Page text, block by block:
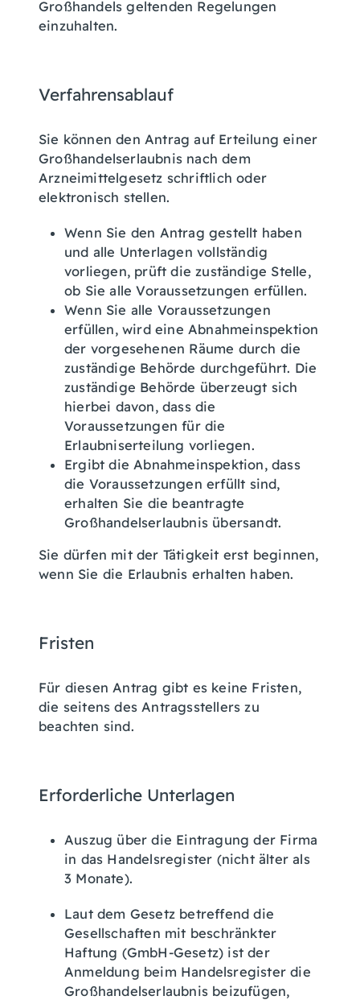
Großhandels geltenden Regelungen
einzuhalten.
Verfahrensablauf
Sie können den Antrag auf Erteilung einer
Großhandelserlaubnis nach dem
Arzneimittelgesetz schriftlich oder
elektronisch stellen.
Wenn Sie den Antrag gestellt haben
und alle Unterlagen vollständig
vorliegen, prüft die zuständige Stelle,
ob Sie alle Voraussetzungen erfüllen.
Wenn Sie alle Voraussetzungen
erfüllen, wird eine Abnahmeinspektion
der vorgesehenen Räume durch die
zuständige Behörde durchgeführt. Die
zuständige Behörde überzeugt sich
hierbei davon, dass die
Voraussetzungen für die
Erlaubniserteilung vorliegen.
Ergibt die Abnahmeinspektion, dass
die Voraussetzungen erfüllt sind,
erhalten Sie die beantragte
Großhandelserlaubnis übersandt.
Sie dürfen mit der Tätigkeit erst beginnen,
wenn Sie die Erlaubnis erhalten haben.
Fristen
Für diesen Antrag gibt es keine Fristen,
die seitens des Antragsstellers zu
beachten sind.
Erforderliche Unterlagen
Auszug über die Eintragung der Firma
in das Handelsregister (nicht älter als
3 Monate).
Laut dem Gesetz betreffend die
Gesellschaften mit beschränkter
Haftung (GmbH-Gesetz) ist der
Anmeldung beim Handelsregister die
Großhandelserlaubnis beizufügen,